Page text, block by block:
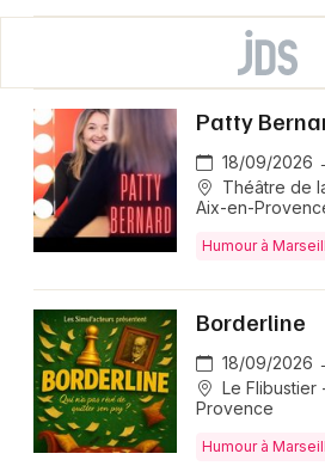
Patty
18/09/2026
Théâtre de
Aix-en-
Humour à
Borderline
18/09/2026
Le
Provence
Humour à